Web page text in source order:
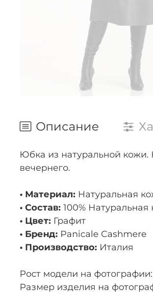
Описание
Юбка из натуральной кожи.
вечернего.
• Материал: Натуральная
• Состав: 100% Натуральная
• Цвет: Графит
• Бренд: Panicale Cashmere
• Производство: Италия
Рост модели на
Размер изделия на